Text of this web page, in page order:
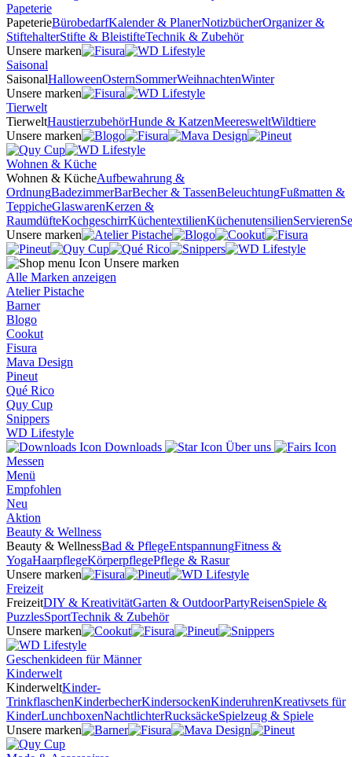
Papeterie
PapeterieBürobedarfKalender & PlanerNotizbücherOrganizer &
StiftehalterStifte & BleistifteTechnik & Zubehör
Unsere marken
Saisonal
SaisonalHalloweenOsternSommerWeihnachtenWinter
Unsere marken
Tierwelt
TierweltHaustierzubehörHunde & KatzenMeeresweltWildtiere
Unsere marken
Wohnen & Küche
Wohnen & KücheAufbewahrung &
OrdnungBadezimmerBarBecher & TassenBeleuchtungFußmatten &
TeppicheGlaswarenKerzen &
RaumdüfteKochgeschirrKüchentextilienKüchenutensilienServieren
Unsere marken
Unsere marken
Alle Marken anzeigen
Atelier Pistache
Barner
Blogo
Cookut
Fisura
Mava Design
Pineut
Qué Rico
Quy Cup
Snippers
WD Lifestyle
Downloads
Über uns
Messen
Menü
Empfohlen
Neu
Aktion
Beauty & Wellness
Beauty & WellnessBad & PflegeEntspannungFitness &
YogaHaarpflegeKörperpflegePflege & Rasur
Unsere marken
Freizeit
FreizeitDIY & KreativitätGarten & OutdoorPartyReisenSpiele &
PuzzlesSportTechnik & Zubehör
Unsere marken
Geschenkideen für Männer
Kinderwelt
KinderweltKinder-
TrinkflaschenKinderbecherKindersockenKinderuhrenKreativsets für
KinderLunchboxenNachtlichterRucksäckeSpielzeug & Spiele
Unsere marken